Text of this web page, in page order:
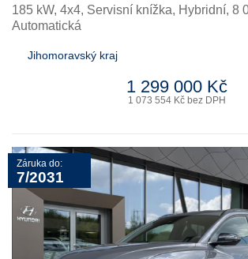
185 kW, 4x4, Servisní knížka, Hybridní, 8
Automatická
Jihomoravský kraj
1 299 000 Kč
1 073 554 Kč bez DPH
Záruka do:
7/2031